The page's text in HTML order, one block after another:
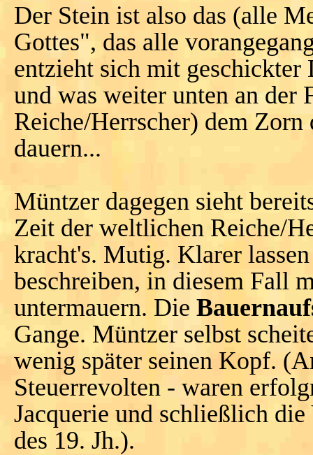
Der Stein ist also das (alle
Gottes", das alle
entzieht sich mit geschickter
und was weiter unten an der
Reiche/Herrscher) dem
dauern...
Müntzer dagegen sieht
Zeit der weltlichen Reiche/
kracht's. Mutig. Klarer
beschreiben, in diesem Fall
untermauern. Die
Gange. Müntzer selbst
wenig später seinen Kopf.
Steuerrevolten - waren
Jacquerie und schließlich
des 19. Jh.).